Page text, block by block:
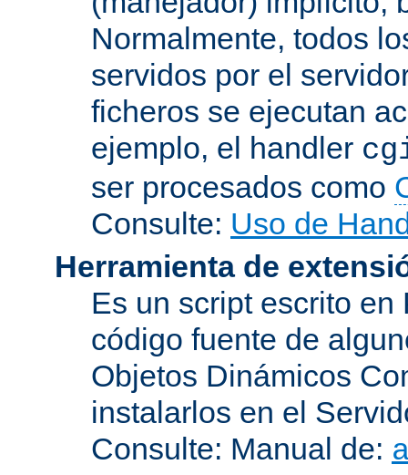
Normalmente, todos
servidos por el
ficheros se ejecutan
ejemplo, el handler
ser procesados como
Consulte: Uso de
Herramienta de
Es un script escrito
código fuente de
Objetos Dinámicos
instalarlos en el
Consulte: Manual de: